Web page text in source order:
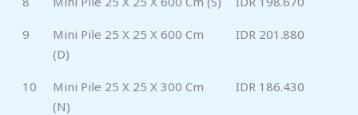
9
Mini Pile 25 X 25 X 600 Cm
(D)
IDR 201.880
10
Mini Pile 25 X 25 X 300 Cm
(N)
IDR 186.430